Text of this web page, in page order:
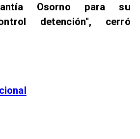
Osorno para su
detención", cerró